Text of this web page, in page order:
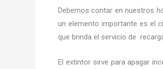
Debemos contar en nuestros
un elemento importante es el
que brinda el servicio de
El extintor sirve para apagar